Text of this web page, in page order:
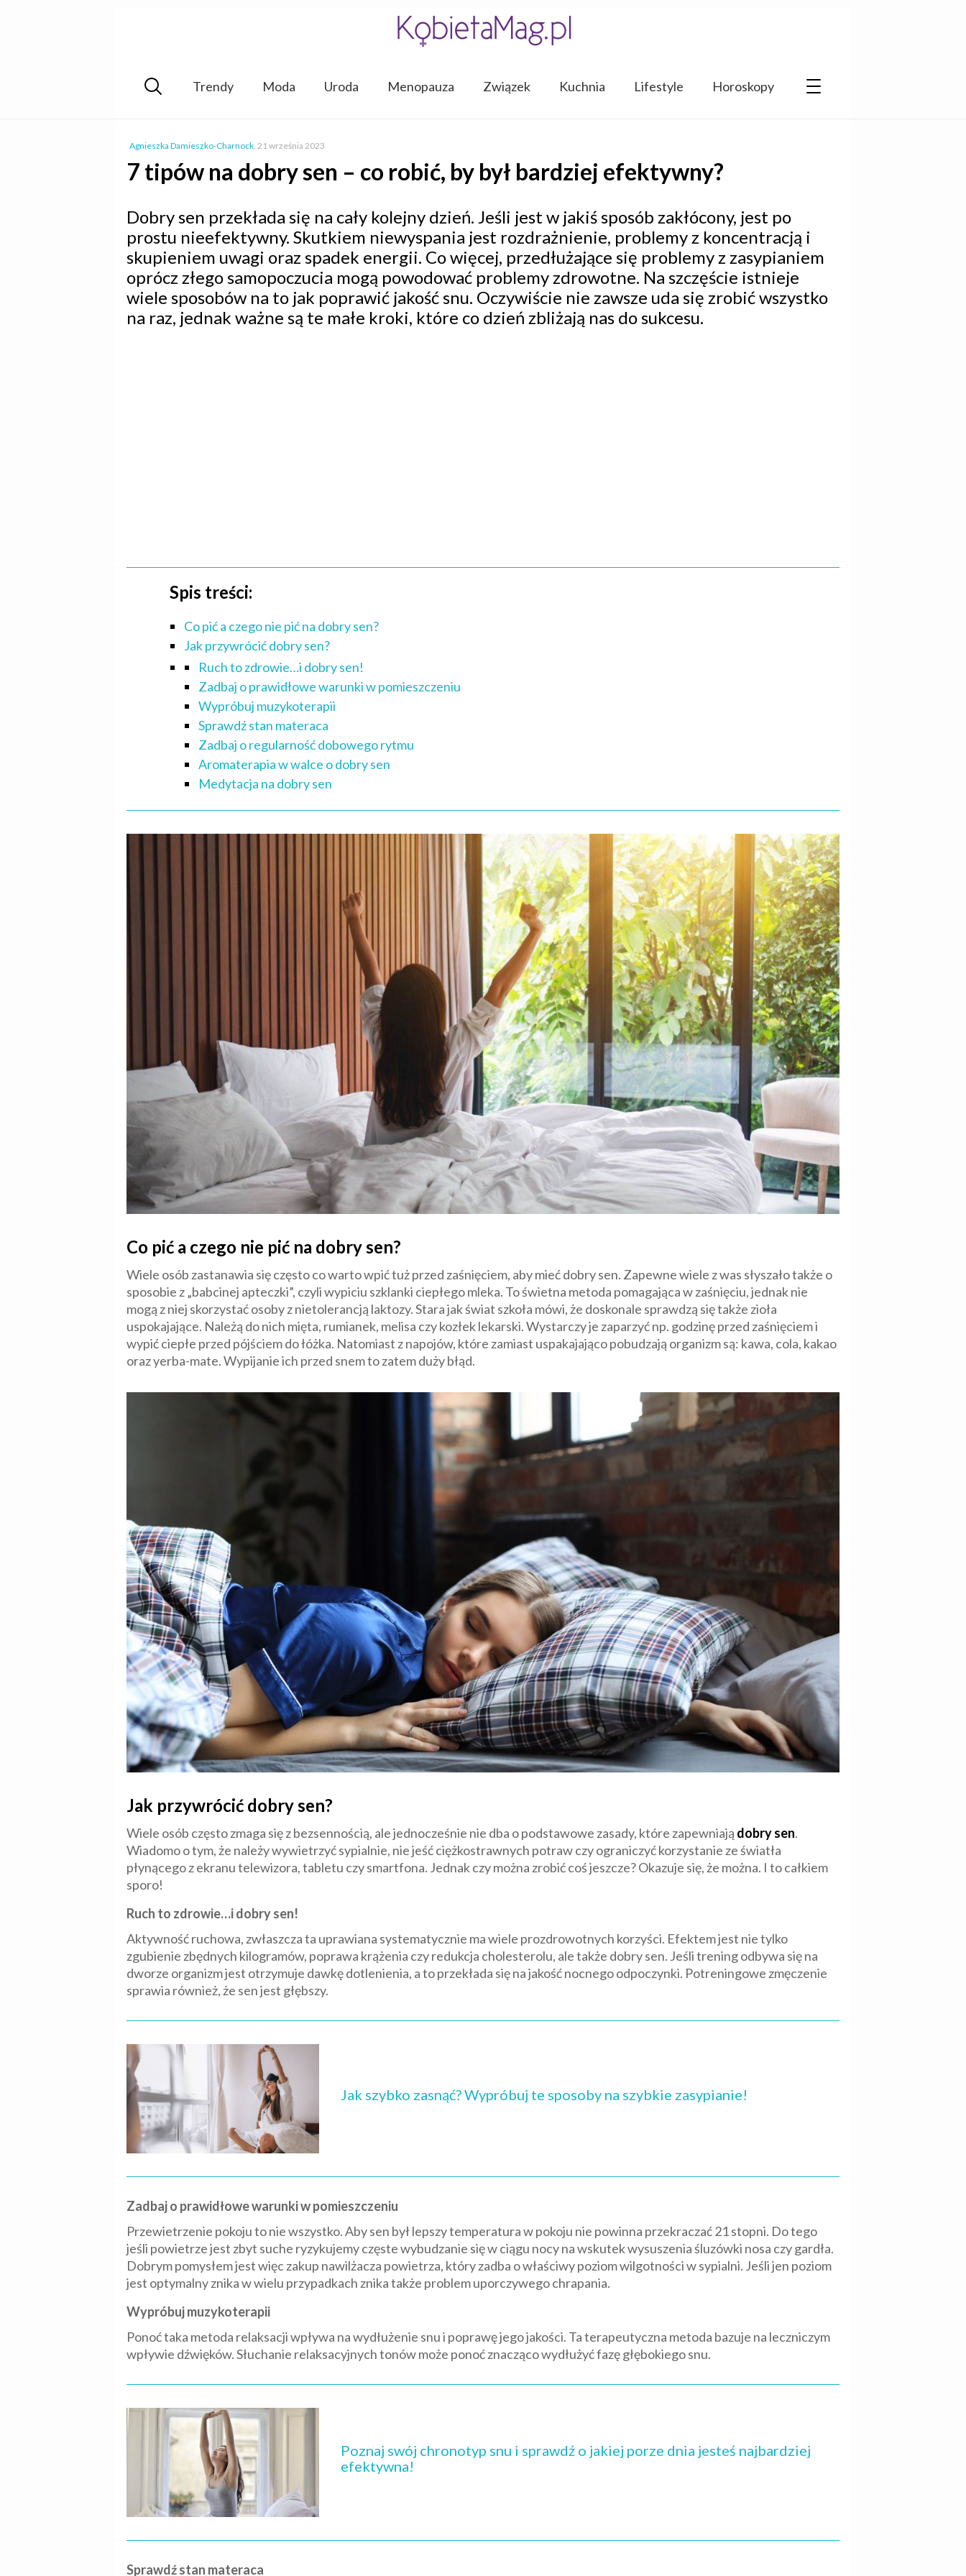
Trendy Moda Uroda Menopauza Związek Kuchnia Lifestyle Horoskopy
Agnieszka Damieszko-Charnock, 21 września 2023
7 tipów na dobry sen – co robić, by był bardziej efektywny?
Dobry sen przekłada się na cały kolejny dzień. Jeśli jest w jakiś sposób zakłócony, jest po
prostu nieefektywny. Skutkiem niewyspania jest rozdrażnienie, problemy z koncentracją i
skupieniem uwagi oraz spadek energii. Co więcej, przedłużające się problemy z zasypianiem
oprócz złego samopoczucia mogą powodować problemy zdrowotne. Na szczęście istnieje
wiele sposobów na to jak poprawić jakość snu. Oczywiście nie zawsze uda się zrobić wszystko
na raz, jednak ważne są te małe kroki, które co dzień zbliżają nas do sukcesu.
Spis treści:
Co pić a czego nie pić na dobry sen?
Jak przywrócić dobry sen?
Ruch to zdrowie…i dobry sen!
Zadbaj o prawidłowe warunki w pomieszczeniu
Wypróbuj muzykoterapii
Sprawdź stan materaca
Zadbaj o regularność dobowego rytmu
Aromaterapia w walce o dobry sen
Medytacja na dobry sen
Co pić a czego nie pić na dobry sen?
Wiele osób zastanawia się często co warto wpić tuż przed zaśnięciem, aby mieć dobry sen. Zapewne wiele z was słyszało także o
sposobie z „babcinej apteczki”, czyli wypiciu szklanki ciepłego mleka. To świetna metoda pomagająca w zaśnięciu, jednak nie
mogą z niej skorzystać osoby z nietolerancją laktozy. Stara jak świat szkoła mówi, że doskonale sprawdzą się także zioła
uspokajające. Należą do nich mięta, rumianek, melisa czy kozłek lekarski. Wystarczy je zaparzyć np. godzinę przed zaśnięciem i
wypić ciepłe przed pójściem do łóżka. Natomiast z napojów, które zamiast uspakajająco pobudzają organizm są: kawa, cola, kakao
oraz yerba-mate. Wypijanie ich przed snem to zatem duży błąd.
Jak przywrócić dobry sen?
Wiele osób często zmaga się z bezsennością, ale jednocześnie nie dba o podstawowe zasady, które zapewniają dobry sen.
Wiadomo o tym, że należy wywietrzyć sypialnie, nie jeść ciężkostrawnych potraw czy ograniczyć korzystanie ze światła
płynącego z ekranu telewizora, tabletu czy smartfona. Jednak czy można zrobić coś jeszcze? Okazuje się, że można. I to całkiem
sporo!
Ruch to zdrowie…i dobry sen!
Aktywność ruchowa, zwłaszcza ta uprawiana systematycznie ma wiele prozdrowotnych korzyści. Efektem jest nie tylko
zgubienie zbędnych kilogramów, poprawa krążenia czy redukcja cholesterolu, ale także dobry sen. Jeśli trening odbywa się na
dworze organizm jest otrzymuje dawkę dotlenienia, a to przekłada się na jakość nocnego odpoczynki. Potreningowe zmęczenie
sprawia również, że sen jest głębszy.
Jak szybko zasnąć? Wypróbuj te sposoby na szybkie zasypianie!
Zadbaj o prawidłowe warunki w pomieszczeniu
Przewietrzenie pokoju to nie wszystko. Aby sen był lepszy temperatura w pokoju nie powinna przekraczać 21 stopni. Do tego
jeśli powietrze jest zbyt suche ryzykujemy częste wybudzanie się w ciągu nocy na wskutek wysuszenia śluzówki nosa czy gardła.
Dobrym pomysłem jest więc zakup nawilżacza powietrza, który zadba o właściwy poziom wilgotności w sypialni. Jeśli jen poziom
jest optymalny znika w wielu przypadkach znika także problem uporczywego chrapania.
Wypróbuj muzykoterapii
Ponoć taka metoda relaksacji wpływa na wydłużenie snu i poprawę jego jakości. Ta terapeutyczna metoda bazuje na leczniczym
wpływie dźwięków. Słuchanie relaksacyjnych tonów może ponoć znacząco wydłużyć fazę głębokiego snu.
Poznaj swój chronotyp snu i sprawdź o jakiej porze dnia jesteś najbardziej
efektywna!
Sprawdź stan materaca